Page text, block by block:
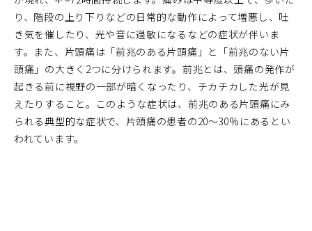
り、階段の上り下りなどの日常的な動作によって増悪し、吐
き気を催したり、光や音に過敏になるなどの症状が伴いま
す。また、片頭痛は「前兆のある片頭痛」と「前兆のない片
頭痛」の大きく2つに分けられます。前兆とは、頭痛の発作が
起きる前に視野の一部が暗くなったり、チカチカした光が見
えたりすること。このような症状は、前兆のある片頭痛にみ
られる典型的な症状で、片頭痛の患者の20～30%にあるとい
われています。